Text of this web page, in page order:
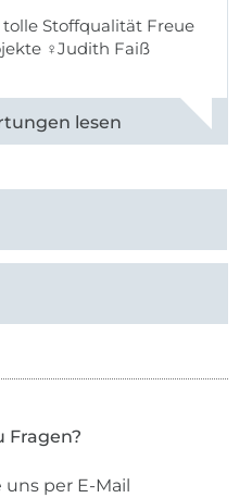
Stoffqualität Freue
♀Judith Faiß
ansehen
Fragen?
per E-Mail